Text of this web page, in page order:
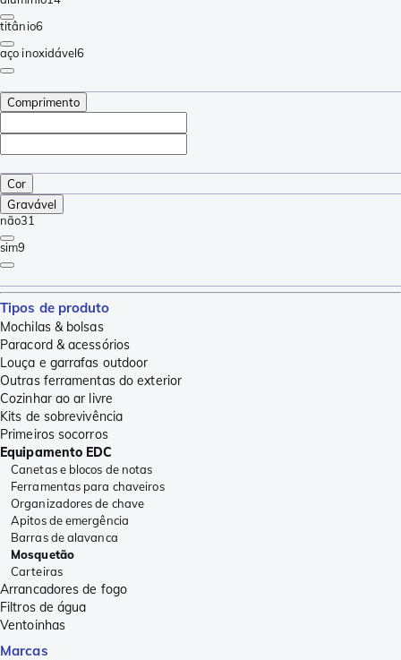
titânio6
aço inoxidável6
Comprimento
Cor
Gravável
não31
sim9
Tipos de produto
Mochilas & bolsas
Paracord & acessórios
Louça e garrafas outdoor
Outras ferramentas do exterior
Cozinhar ao ar livre
Kits de sobrevivência
Primeiros socorros
Equipamento EDC
Canetas e blocos de notas
Ferramentas para chaveiros
Organizadores de chave
Apitos de emergência
Barras de alavanca
Mosquetão
Carteiras
Arrancadores de fogo
Filtros de água
Ventoinhas
Marcas